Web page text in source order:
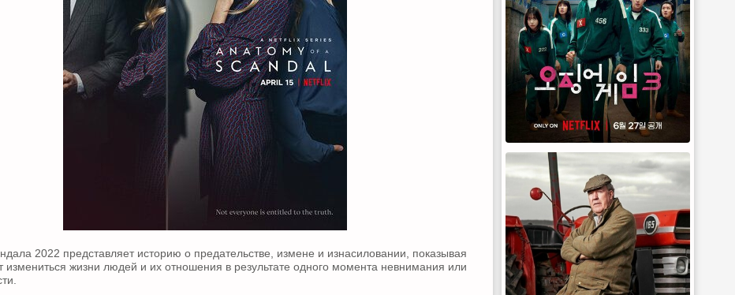
2022 представляет историю о предательстве, измене и изнасиловании, показывая
измениться жизни людей и их отношения в результате одного момента невнимания или